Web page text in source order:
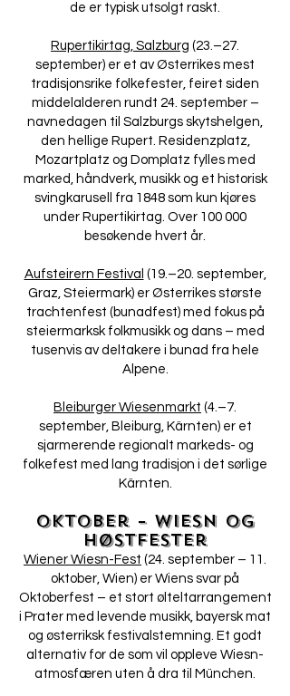
de er typisk utsolgt raskt.
Rupertikirtag, Salzburg (23.–27.
september) er et av Østerrikes mest
tradisjonsrike folkefester, feiret siden
middelalderen rundt 24. september –
navnedagen til Salzburgs skytshelgen,
den hellige Rupert. Residenzplatz,
Mozartplatz og Domplatz fylles med
marked, håndverk, musikk og et historisk
svingkarusell fra 1848 som kun kjøres
under Rupertikirtag. Over 100 000
besøkende hvert år.
Aufsteirern Festival (19.–20. september,
Graz, Steiermark) er Østerrikes største
trachtenfest (bunadfest) med fokus på
steiermarksk folkmusikk og dans – med
tusenvis av deltakere i bunad fra hele
Alpene.
Bleiburger Wiesenmarkt (4.–7.
september, Bleiburg, Kärnten) er et
sjarmerende regionalt markeds- og
folkefest med lang tradisjon i det sørlige
Kärnten.
Oktober – Wiesn og
høstfester
Wiener Wiesn-Fest (24. september – 11.
oktober, Wien) er Wiens svar på
Oktoberfest – et stort ølteltarrangement
i Prater med levende musikk, bayersk mat
og østerriksk festivalstemning. Et godt
alternativ for de som vil oppleve Wiesn-
atmosfæren uten å dra til München.